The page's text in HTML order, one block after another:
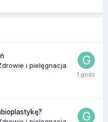
i pielęgnacja